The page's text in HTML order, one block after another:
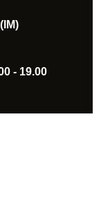
- 19.00